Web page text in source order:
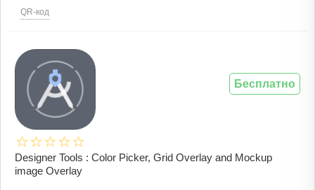
QR-код
Designer Tools : Color Picker, Grid Overlay and Mockup
image Overlay
Бесплатно